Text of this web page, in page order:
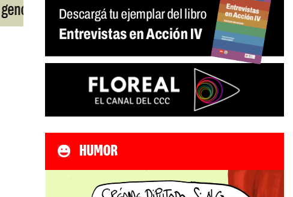
Asume de la Espriella en Colombia | Sismo
HUMOR